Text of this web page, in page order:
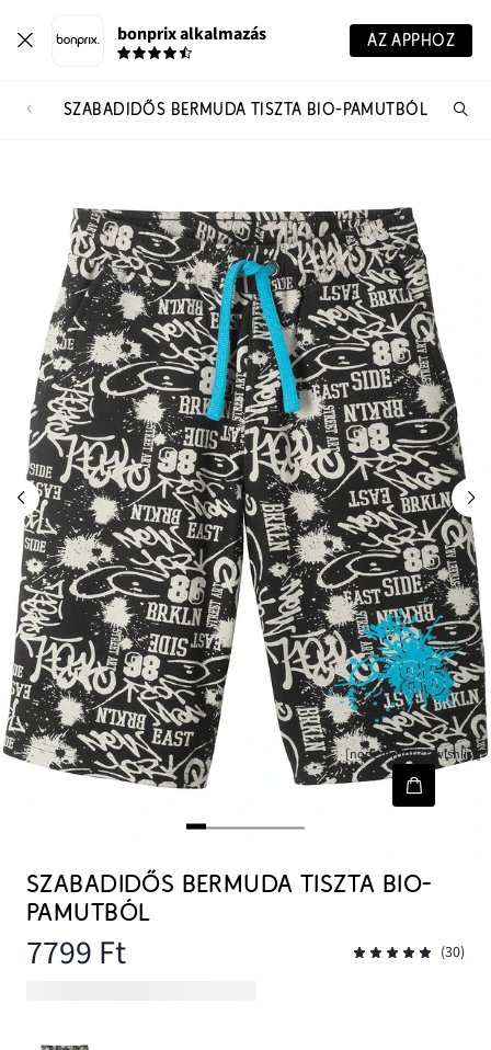
bonprix alkalmazás AZ APPHOZ
SZABADIDŐS BERMUDA TISZTA BIO-PAMUTBÓL
[node-product-wishlist]
SZABADIDŐS BERMUDA TISZTA BIO-
PAMUTBÓL
7799 Ft (30)